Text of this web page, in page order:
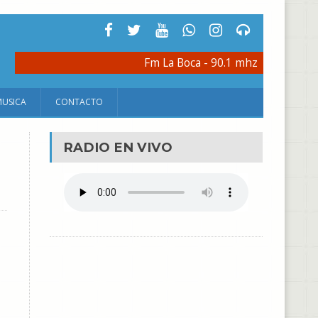
Fm La Boca - 90.1 mhz
CONTACTO
RADIO EN VIVO